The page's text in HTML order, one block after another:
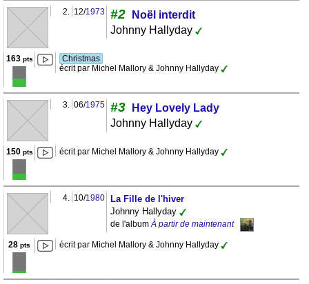
2. 12/1973 #2
Noël interdit
Johnny Hallyday
163pts
Christmas
écrit par Michel Mallory & Johnny Hallyday
3. 06/1975 #3
Hey Lovely Lady
Johnny Hallyday
150pts écrit par Michel Mallory & Johnny Hallyday
4. 10/1980
La Fille de l'hiver
Johnny Hallyday
de l'albumÀ partir de maintenant
28 pts écrit par Michel Mallory & Johnny Hallyday